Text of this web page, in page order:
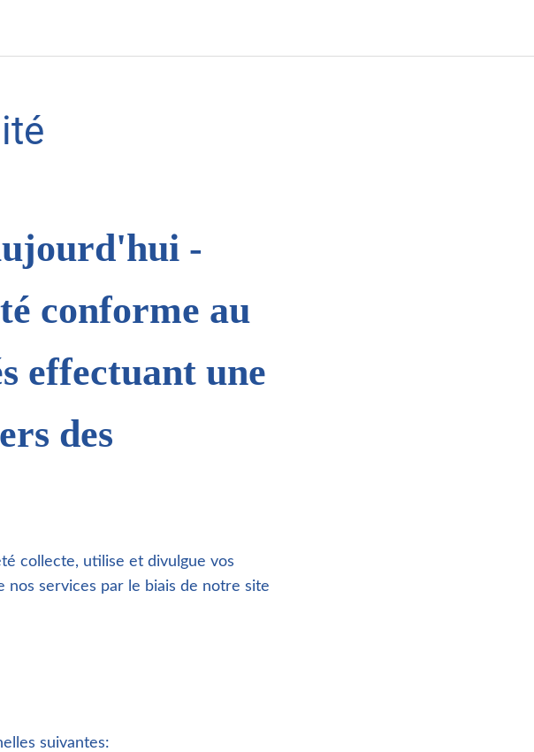
-
conforme au
effectuant une
des
collecte, utilise et divulgue vos
nos services par le biais de notre site
suivantes: